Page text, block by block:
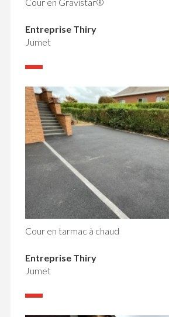
Entreprise Thiry
Jumet
Cour en tarmac à chaud
Entreprise Thiry
Jumet